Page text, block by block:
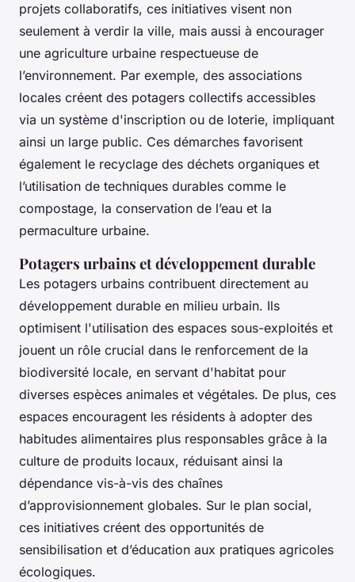
projets collaboratifs, ces initiatives visent non
seulement à verdir la ville, mais aussi à encourager
une agriculture urbaine respectueuse de
l’environnement. Par exemple, des associations
locales créent des potagers collectifs accessibles
via un système d'inscription ou de loterie, impliquant
ainsi un large public. Ces démarches favorisent
également le recyclage des déchets organiques et
l’utilisation de techniques durables comme le
compostage, la conservation de l’eau et la
permaculture urbaine.
Potagers urbains et développement durable
Les potagers urbains contribuent directement au
développement durable en milieu urbain. Ils
optimisent l'utilisation des espaces sous-exploités et
jouent un rôle crucial dans le renforcement de la
biodiversité locale, en servant d'habitat pour
diverses espèces animales et végétales. De plus, ces
espaces encouragent les résidents à adopter des
habitudes alimentaires plus responsables grâce à la
culture de produits locaux, réduisant ainsi la
dépendance vis-à-vis des chaînes
d’approvisionnement globales. Sur le plan social,
ces initiatives créent des opportunités de
sensibilisation et d’éducation aux pratiques agricoles
écologiques.